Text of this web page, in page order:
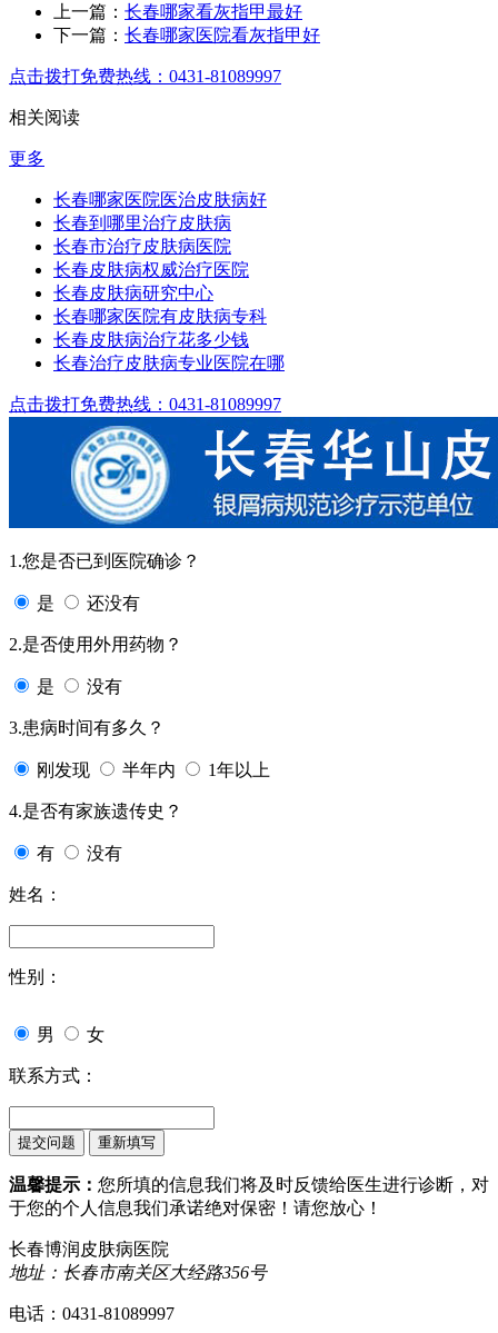
上一篇： 长春哪家看灰指甲最好
下一篇： 长春哪家医院看灰指甲好
点击拨打免费热线：0431-81089997
相关阅读
更多
长春哪家医院医治皮肤病好
长春到哪里治疗皮肤病
长春市治疗皮肤病医院
长春皮肤病权威治疗医院
长春皮肤病研究中心
长春哪家医院有皮肤病专科
长春皮肤病治疗花多少钱
长春治疗皮肤病专业医院在哪
点击拨打免费热线：0431-81089997
1.您是否已到医院确诊？
是 还没有
2.是否使用外用药物？
是 没有
3.患病时间有多久？
刚发现 半年内 1年以上
4.是否有家族遗传史？
有 没有
姓名：
性别：
男 女
联系方式：
温馨提示： 您所填的信息我们将及时反馈给医生进行诊断，对
于您的个人信息我们承诺绝对保密！请您放心！
长春博润皮肤病医院
地址：长春市南关区大经路356号
电话：0431-81089997